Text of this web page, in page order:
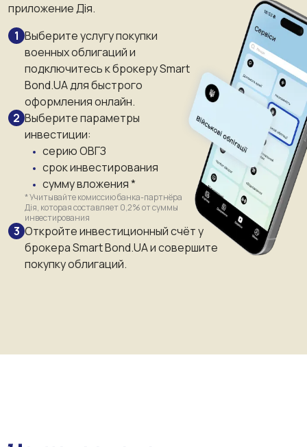
приложение Дія.
Выберите услугу покупки
военных облигаций и
подключитесь к брокеру Smart
Bond.UA для быстрого
оформления онлайн.
Выберите параметры
инвестиции:
серию ОВГЗ
срок инвестирования
сумму вложения *
* Учитывайте комиссию банка-партнёра
Дія, которая составляет 0,2% от суммы
инвестирования
Откройте инвестиционный счёт у
брокера Smart Bond.UA и совершите
покупку облигаций.